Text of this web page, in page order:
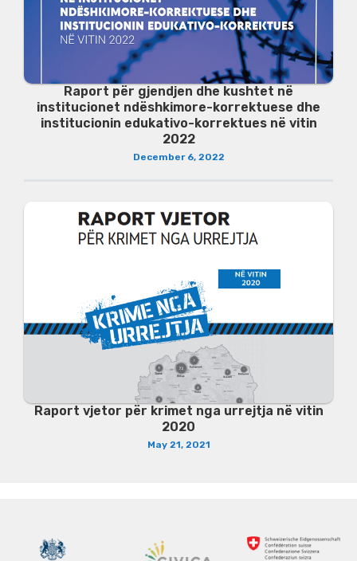
Raport për gjendjen dhe kushtet në
institucionet ndëshkimore-korrektuese dhe
institucionin edukativo-korrektues në vitin
2022
December 6, 2022
Raport vjetor për krimet nga urrejtja në vitin
2020
May 21, 2021